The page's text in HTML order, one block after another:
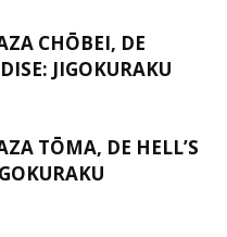
CHŌBEI, DE
JIGOKURAKU
TŌMA, DE HELL’S